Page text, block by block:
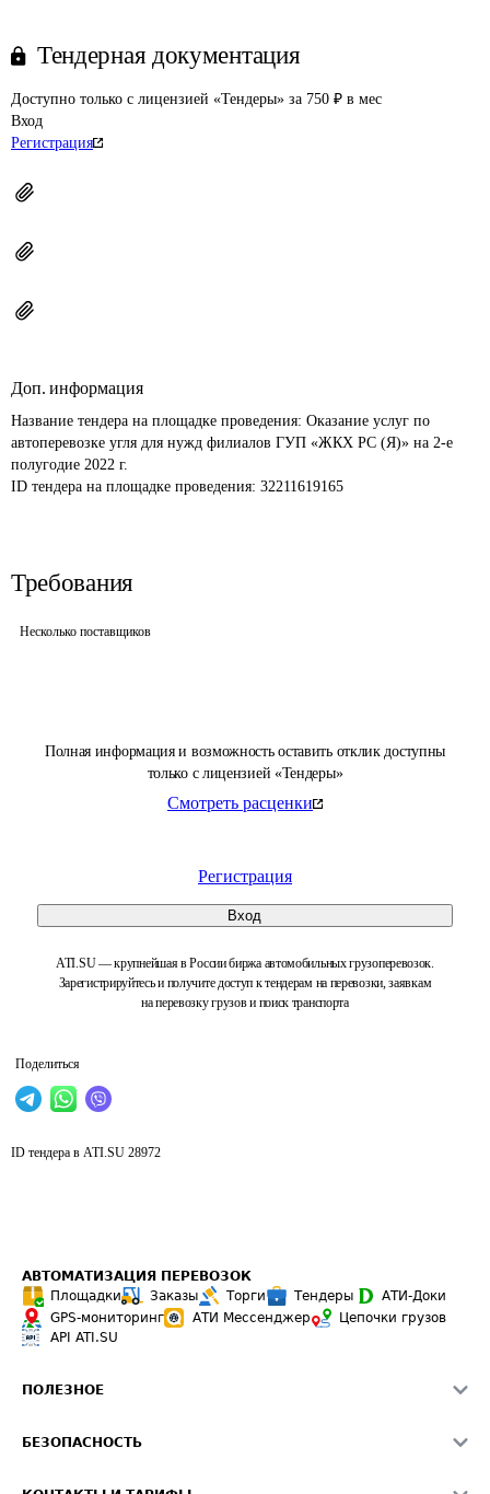
Полная информация и возможность оставить отклик доступны
только с лицензией «Тендеры»
Смотреть расценки
Регистрация
Вход
ATI.SU — крупнейшая в России биржа автомобильных грузоперевозок.
Зарегистрируйтесь и получите доступ к тендерам на перевозки, заявкам
на перевозку грузов и поиск транспорта
Поделиться
Тендерная документация
Доступно только с лицензией «Тендеры» за 750 ₽ в мес
Вход
Регистрация
Доп. информация
Название тендера на площадке проведения: Оказание услуг по
автоперевозке угля для нужд филиалов ГУП «ЖКХ РС (Я)» на 2-е
полугодие 2022 г.
ID тендера на площадке проведения: 32211619165
Требования
Несколько поставщиков
ID тендера в ATI.SU 28972
АВТОМАТИЗАЦИЯ ПЕРЕВОЗОК
Площадки
Заказы Торги Тендеры
АТИ-Доки
GPS-мониторинг
АТИ Мессенджер
Цепочки грузов
API ATI.SU
ПОЛЕЗНОЕ
Звезды ATI.SU на вашем сайте
БЕЗОПАСНОСТЬ